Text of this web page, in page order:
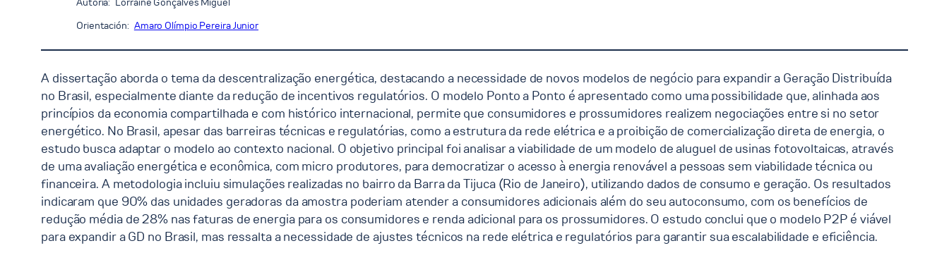
Orientación: Amaro Olímpio Pereira Junior
A dissertação aborda o tema da descentralização energética, destacando a necessidade de novos modelos de negócio para expandir a Geração Distribuída
no Brasil, especialmente diante da redução de incentivos regulatórios. O modelo Ponto a Ponto é apresentado como uma possibilidade que, alinhada aos
princípios da economia compartilhada e com histórico internacional, permite que consumidores e prossumidores realizem negociações entre si no setor
energético. No Brasil, apesar das barreiras técnicas e regulatórias, como a estrutura da rede elétrica e a proibição de comercialização direta de energia, o
estudo busca adaptar o modelo ao contexto nacional. O objetivo principal foi analisar a viabilidade de um modelo de aluguel de usinas fotovoltaicas, através
de uma avaliação energética e econômica, com micro produtores, para democratizar o acesso à energia renovável a pessoas sem viabilidade técnica ou
financeira. A metodologia incluiu simulações realizadas no bairro da Barra da Tijuca (Rio de Janeiro), utilizando dados de consumo e geração. Os resultados
indicaram que 90% das unidades geradoras da amostra poderiam atender a consumidores adicionais além do seu autoconsumo, com os benefícios de
redução média de 28% nas faturas de energia para os consumidores e renda adicional para os prossumidores. O estudo conclui que o modelo P2P é viável
para expandir a GD no Brasil, mas ressalta a necessidade de ajustes técnicos na rede elétrica e regulatórios para garantir sua escalabilidade e eficiência.